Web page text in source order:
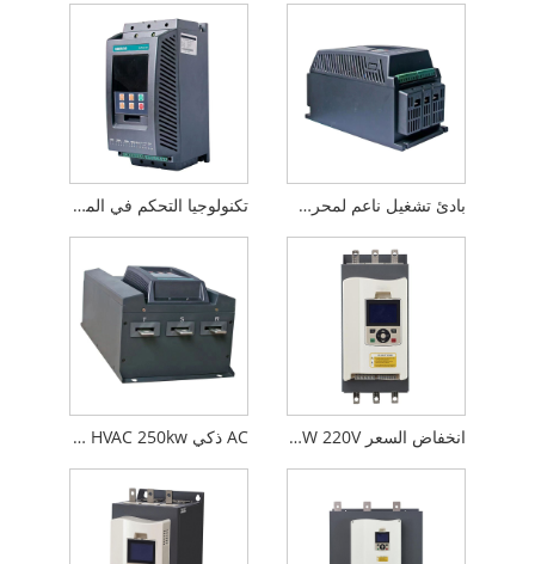
تكنولوجيا التحكم في المحركات المتقدمة AC Soft Starter بادئ تشغيل ناعم لمحرك التيار المتردد الموفر للطاقة
AC ذكي Starter HVAC 250kw انخفاض السعر 18.5KW 220V إلى 690V بداية ناعمة للتيار المتردد ثلاثي الطور لمضخة المياه